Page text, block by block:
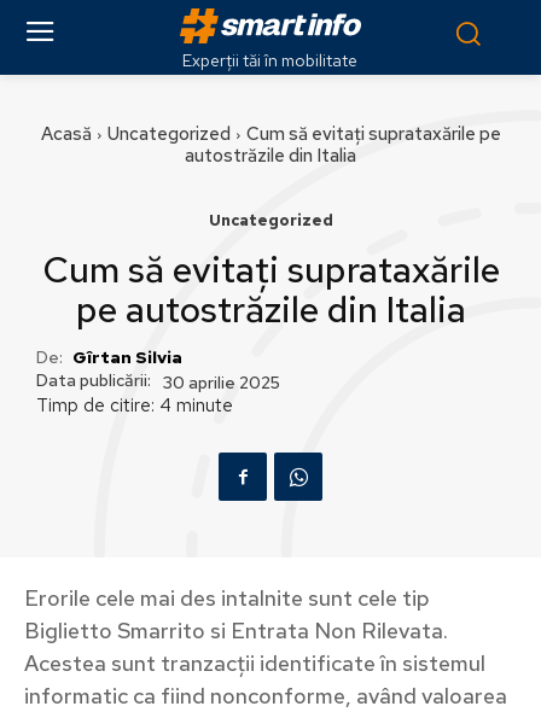
Experții tăi în mobilitate
Acasă Uncategorized
Cum să evitați suprataxările pe
autostrăzile din Italia
Uncategorized
Cum să evitați suprataxările
pe autostrăzile din Italia
De: Gîrtan Silvia
Data publicării:
30 aprilie 2025
Timp de citire: 4 minute
Erorile cele mai des intalnite sunt cele tip
Biglietto Smarrito si Entrata Non Rilevata.
Acestea sunt tranzacții identificate în sistemul
informatic ca fiind nonconforme, având valoarea